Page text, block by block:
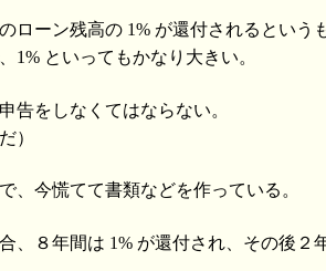
ローン残高の 1% が還付されるという
1% といってもかなり大きい。
告をしなくてはならない。
）
、今慌てて書類などを作っている。
８年間は 1% が還付され、その後２